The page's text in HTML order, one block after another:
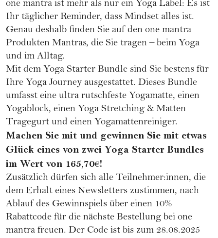
one mantra ist mehr als nur ein Yoga Label: Es ist
Ihr täglicher Reminder, dass Mindset alles ist.
Genau deshalb finden Sie auf den one mantra
Produkten Mantras, die Sie tragen – beim Yoga
und im Alltag.
Mit dem Yoga Starter Bundle sind Sie bestens für
Ihre Yoga Journey ausgestattet. Dieses Bundle
umfasst eine ultra rutschfeste Yogamatte, einen
Yogablock, einen Yoga Stretching & Matten
Tragegurt und einen Yogamattenreiniger.
Machen Sie mit und gewinnen Sie mit etwas
Glück eines von zwei Yoga Starter Bundles
im Wert von 165,70€!
Zusätzlich dürfen sich alle Teilnehmer:innen, die
dem Erhalt eines Newsletters zustimmen, nach
Ablauf des Gewinnspiels über einen 10%
Rabattcode für die nächste Bestellung bei one
mantra freuen. Der Code ist bis zum 28.08.2025